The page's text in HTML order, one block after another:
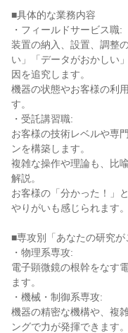
■具体的な業務内容
・フィールドサービス職:
装置の納入、設置、調整
い」「データがおかしい
因を追究します。
機器の状態やお客様の利
す。
・受託講習職:
お客様の技術レベルや専
ンを構築します。
複雑な操作や理論も、比
解説。
お客様の「分かった！」
やりがいも感じられます。
■専攻別「あなたの研究が
・物理系専攻:
電子顕微鏡の根幹をなす
ます。
・機械・制御系専攻:
機器の精密な機構や、複
ングで力が発揮できます。